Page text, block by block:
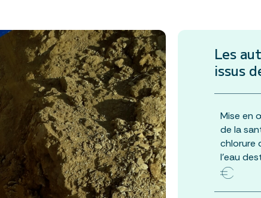
Les
issus
Mise en
de la
chlorure
l’eau